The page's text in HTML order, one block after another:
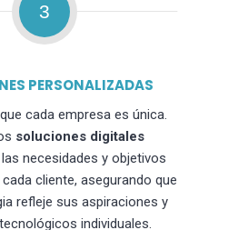
3
PERSONALIZADAS
cada empresa es única.
soluciones digitales
necesidades y objetivos
cliente, asegurando que
refleje sus aspiraciones y
individuales.